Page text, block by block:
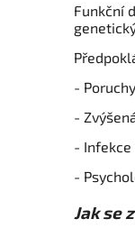
Funkční
-
-
-
-
Jak se